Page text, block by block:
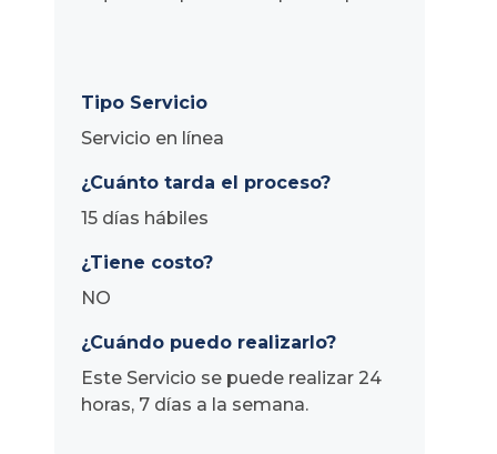
Tipo Servicio
Servicio en línea
¿Cuánto tarda el proceso?
15 días hábiles
¿Tiene costo?
NO
¿Cuándo puedo realizarlo?
Este Servicio se puede realizar 24
horas, 7 días a la semana.